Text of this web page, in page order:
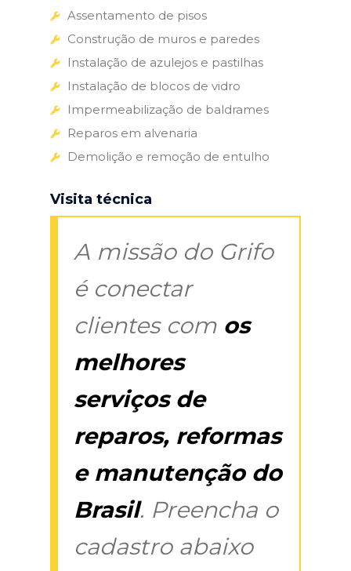
Assentamento de pisos
Construção de muros e paredes
Instalação de azulejos e pastilhas
Instalação de blocos de vidro
Impermeabilização de baldrames
Reparos em alvenaria
Demolição e remoção de entulho
Visita técnica
A missão do Grifo
é conectar
clientes com os
melhores
serviços de
reparos, reformas
e manutenção do
Brasil. Preencha o
cadastro abaixo